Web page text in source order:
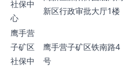
社保中
心
新区行政审批大厅1楼
鹰手营
子矿区
社保中
鹰手营子矿区铁南路4
号